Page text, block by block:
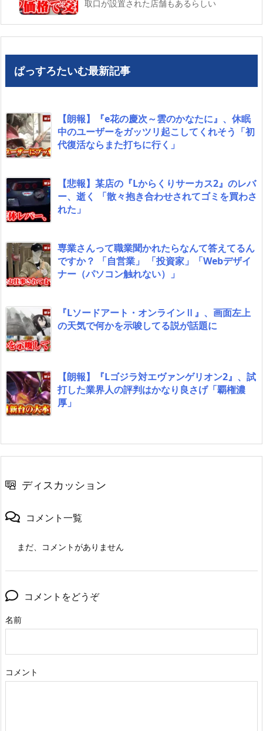
取口が設置された店舗もあるらしい
ぱっすろたいむ最新記事
【朗報】『e花の慶次～雲のかなたに』、休眠
中のユーザーをガッツリ起こしてくれそう「初
代復活ならまた打ちに行く」
【悲報】某店の『Lからくりサーカス2』のレバ
ー、逝く 「散々抱き合わせされてゴミを買わさ
れた」
専業さんって職業聞かれたらなんて答えてるん
ですか？ 「自営業」 「投資家」「Webデザイ
ナー（パソコン触れない）」
『Lソードアート・オンラインⅡ』、画面左上
の天気で何かを示唆してる説が話題に
【朗報】『Lゴジラ対エヴァンゲリオン2』、試
打した業界人の評判はかなり良さげ「覇権濃
厚」
ディスカッション
コメント一覧
まだ、コメントがありません
コメントをどうぞ
名前
コメント